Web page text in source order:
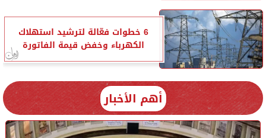
6 خطوات فعّالة لترشيد استهلاك
الكهرباء وخفض قيمة الفاتورة
أهم الأخبار